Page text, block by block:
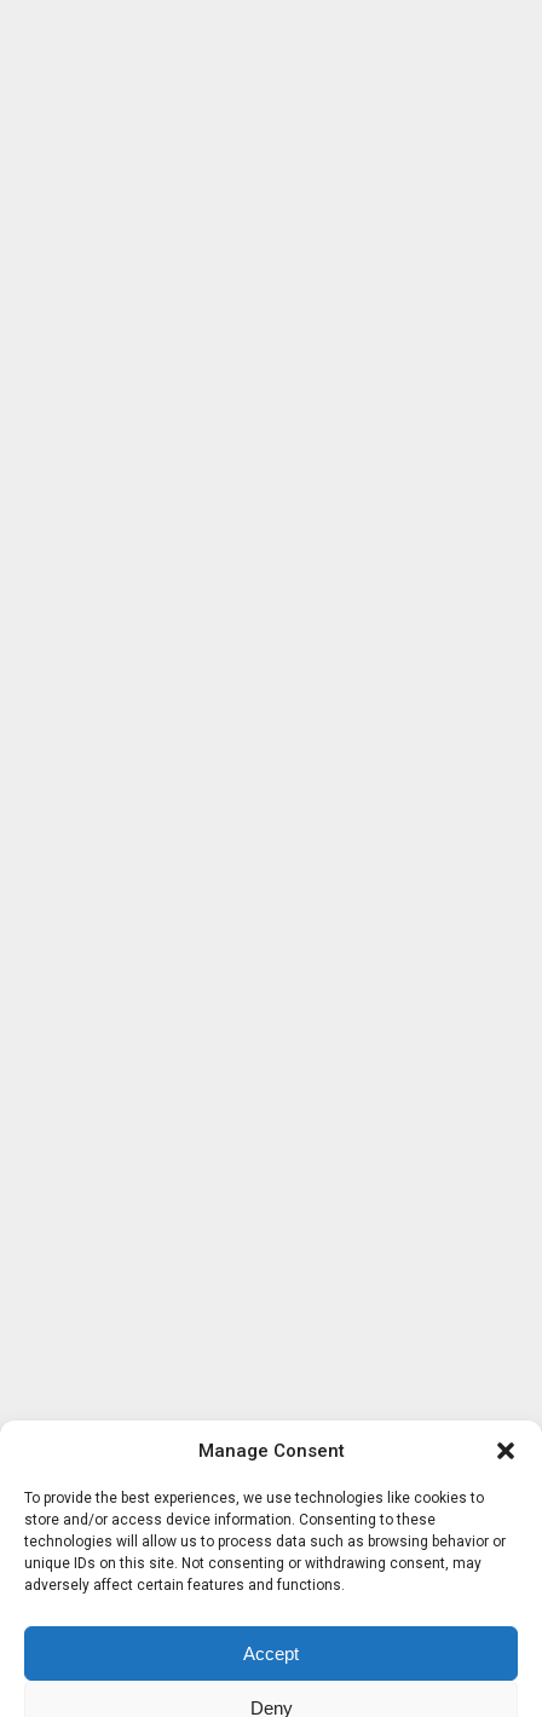
Manage Consent
To provide the best experiences, we use technologies like cookies to
store and/or access device information. Consenting to these
technologies will allow us to process data such as browsing behavior or
unique IDs on this site. Not consenting or withdrawing consent, may
adversely affect certain features and functions.
Accept
Deny